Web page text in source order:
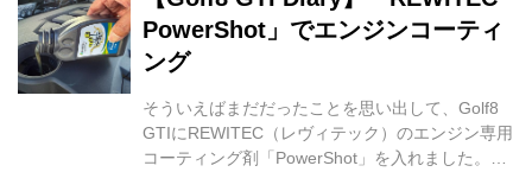
PowerShot」でエンジンコーティ
ング
そういえばまだだったことを思い出して、Golf8
GTIにREWITEC（レヴィテック）のエンジン専用
コーティング剤「PowerShot」を入れました。